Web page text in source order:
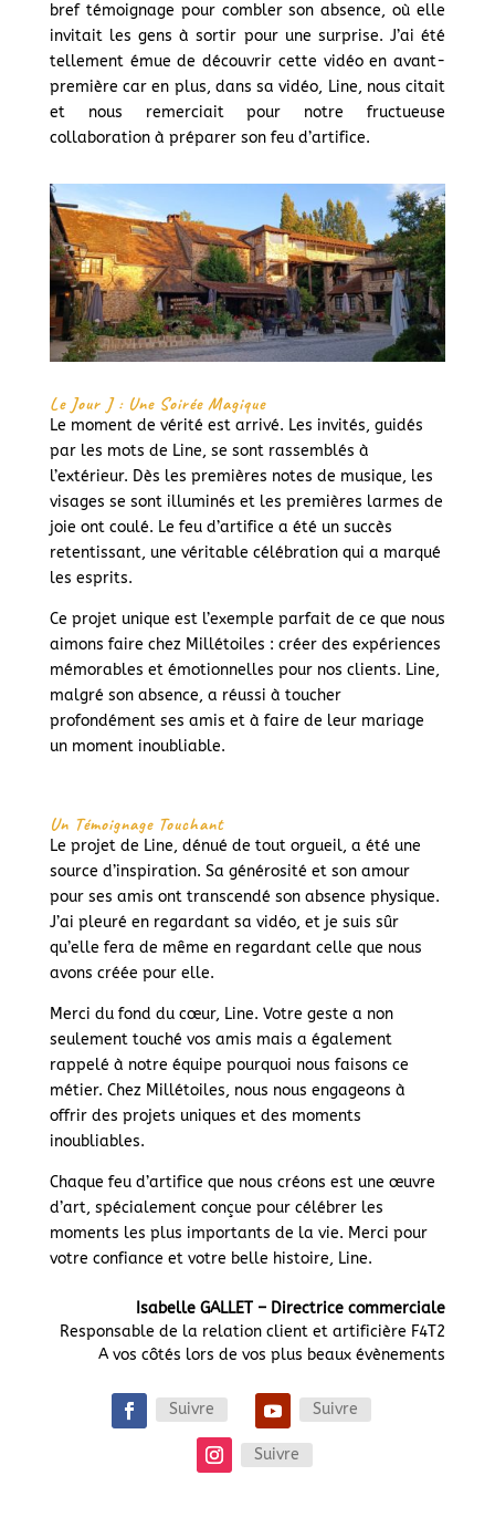
bref témoignage pour combler son absence, où elle
invitait les gens à sortir pour une surprise. J’ai été
tellement émue de découvrir cette vidéo en avant-
première car en plus, dans sa vidéo, Line, nous citait
et nous remerciait pour notre fructueuse
collaboration à préparer son feu d’artifice.
Le Jour J : Une Soirée Magique
Le moment de vérité est arrivé. Les invités, guidés
par les mots de Line, se sont rassemblés à
l’extérieur. Dès les premières notes de musique, les
visages se sont illuminés et les premières larmes de
joie ont coulé. Le feu d’artifice a été un succès
retentissant, une véritable célébration qui a marqué
les esprits.
Ce projet unique est l’exemple parfait de ce que nous
aimons faire chez Millétoiles : créer des expériences
mémorables et émotionnelles pour nos clients. Line,
malgré son absence, a réussi à toucher
profondément ses amis et à faire de leur mariage
un moment inoubliable.
Un Témoignage Touchant
Le projet de Line, dénué de tout orgueil, a été une
source d’inspiration. Sa générosité et son amour
pour ses amis ont transcendé son absence physique.
J’ai pleuré en regardant sa vidéo, et je suis sûr
qu’elle fera de même en regardant celle que nous
avons créée pour elle.
Merci du fond du cœur, Line. Votre geste a non
seulement touché vos amis mais a également
rappelé à notre équipe pourquoi nous faisons ce
métier. Chez Millétoiles, nous nous engageons à
offrir des projets uniques et des moments
inoubliables.
Chaque feu d’artifice que nous créons est une œuvre
d’art, spécialement conçue pour célébrer les
moments les plus importants de la vie. Merci pour
votre confiance et votre belle histoire, Line.
Isabelle GALLET – Directrice commerciale
Responsable de la relation client et artificière F4T2
A vos côtés lors de vos plus beaux évènements
Suivre Suivre
Suivre